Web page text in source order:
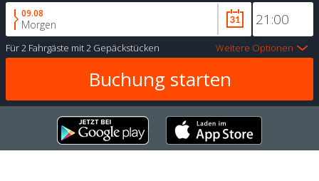
09.08
Morgen
Für2 Fahrgäste mit2 Gepäckstücken Weitere Optionen